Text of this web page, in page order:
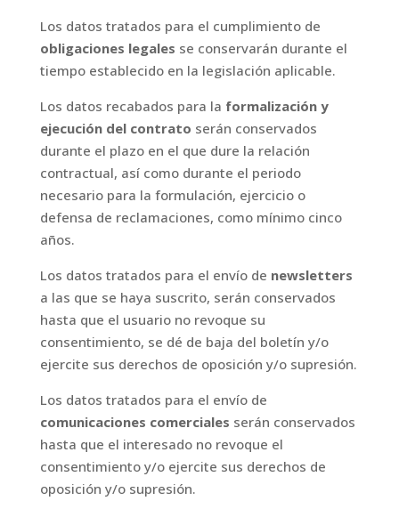
Los datos tratados para el cumplimiento de
obligaciones legales se conservarán durante el
tiempo establecido en la legislación aplicable.
Los datos recabados para la formalización y
ejecución del contrato serán conservados
durante el plazo en el que dure la relación
contractual, así como durante el periodo
necesario para la formulación, ejercicio o
defensa de reclamaciones, como mínimo cinco
años.
Los datos tratados para el envío de newsletters
a las que se haya suscrito, serán conservados
hasta que el usuario no revoque su
consentimiento, se dé de baja del boletín y/o
ejercite sus derechos de oposición y/o supresión.
Los datos tratados para el envío de
comunicaciones comerciales serán conservados
hasta que el interesado no revoque el
consentimiento y/o ejercite sus derechos de
oposición y/o supresión.